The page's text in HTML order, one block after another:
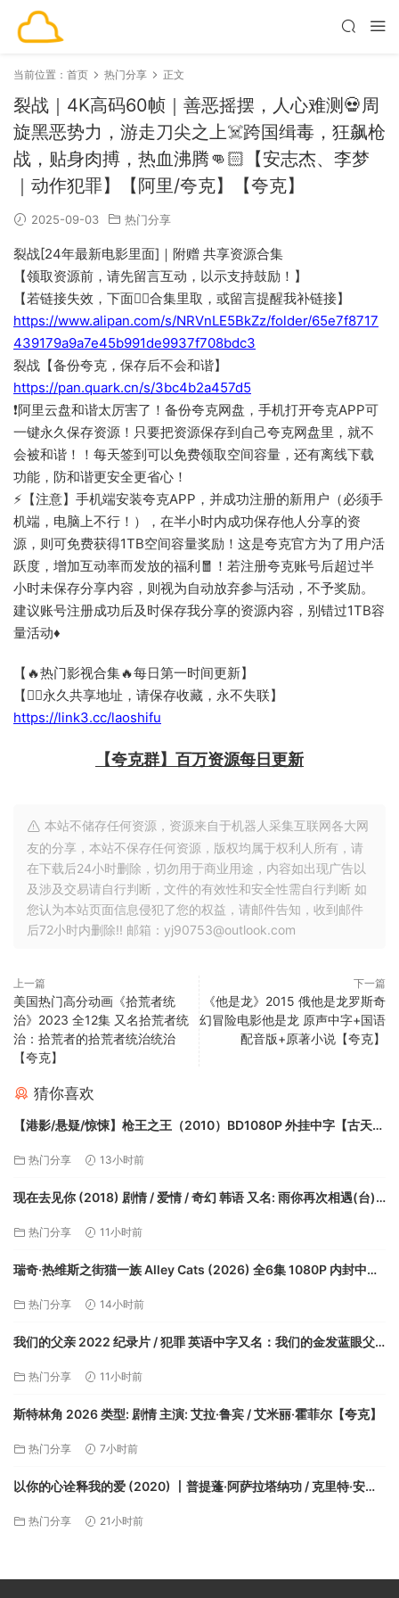
当前位置： 首页 热门分享 正文
裂战｜4K高码60帧｜善恶摇摆，人心难测💀周
旋黑恶势力，游走刀尖之上☠️跨国缉毒，狂飙枪
战，贴身肉搏，热血沸腾👊🏻【安志杰、李梦
｜动作犯罪】【阿里/夸克】【夸克】
2025-09-03 热门分享
裂战[24年最新电影里面]｜附赠 共享资源合集
【领取资源前，请先留言互动，以示支持鼓励！】
【若链接失效，下面👇🏻合集里取，或留言提醒我补链接】
https://www.alipan.com/s/NRVnLE5BkZz/folder/65e7f8717
439179a9a7e45b991de9937f708bdc3
裂战【备份夸克，保存后不会和谐】
https://pan.quark.cn/s/3bc4b2a457d5
❗阿里云盘和谐太厉害了！备份夸克网盘，手机打开夸克APP可
一键永久保存资源！只要把资源保存到自己夸克网盘里，就不
会被和谐！！每天签到可以免费领取空间容量，还有离线下载
功能，防和谐更安全更省心！
⚡【注意】手机端安装夸克APP，并成功注册的新用户（必须手
机端，电脑上不行！），在半小时内成功保存他人分享的资
源，则可免费获得1TB空间容量奖励！这是夸克官方为了用户活
跃度，增加互动率而发放的福利🧧！若注册夸克账号后超过半
小时未保存分享内容，则视为自动放弃参与活动，不予奖励。
建议账号注册成功后及时保存我分享的资源内容，别错过1TB容
量活动♦
【🔥热门影视合集🔥每日第一时间更新】
【👇🏻永久共享地址，请保存收藏，永不失联】
https://link3.cc/laoshifu
【夸克群】百万资源每日更新
本站不储存任何资源，资源来自于机器人采集互联网各大网
友的分享，本站不保存任何资源，版权均属于权利人所有，请
在下载后24小时删除，切勿用于商业用途，内容如出现广告以
及涉及交易请自行判断，文件的有效性和安全性需自行判断 如
您认为本站页面信息侵犯了您的权益，请邮件告知，收到邮件
后72小时内删除!! 邮箱：yj90753@outlook.com
上一篇
美国热门高分动画《拾荒者统
治》2023 全12集 又名拾荒者统
治：拾荒者的拾荒者统治统治
【夸克】
下一篇
《他是龙》2015 俄他是龙罗斯奇
幻冒险电影他是龙 原声中字+国语
配音版+原著小说【夸克】
猜你喜欢
【港影/悬疑/惊悚】枪王之王（2010）BD1080P 外挂中字【古天
热门分享 13小时前
现在去见你 (2018) 剧情 / 爱情 / 奇幻 韩语 又名: 雨你再次相遇(台) /
热门分享 11小时前
瑞奇·热维斯之街猫一族 Alley Cats (2026) 全6集 1080P 内封中字
热门分享 14小时前
我们的父亲 2022 纪录片 / 犯罪 英语中字又名：我们的金发蓝眼父
热门分享 11小时前
斯特林角 2026 类型: 剧情 主演: 艾拉·鲁宾 / 艾米丽·霍菲尔【夸克】
热门分享 7小时前
以你的心诠释我的爱 (2020) 丨普提蓬·阿萨拉塔纳功 / 克里特·安努
丨又名: 一心一译【夸克】
热门分享 21小时前